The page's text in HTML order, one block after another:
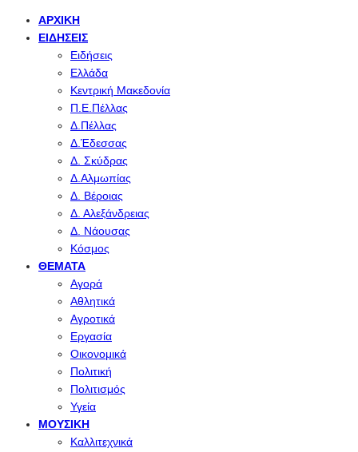
ΑΡΧΙΚΉ
ΕΙΔΉΣΕΙΣ
Ειδήσεις
Ελλάδα
Κεντρική Μακεδονία
Π.Ε.Πέλλας
Δ.Πέλλας
Δ.Έδεσσας
Δ. Σκύδρας
Δ.Αλμωπίας
Δ. Βέροιας
Δ. Αλεξάνδρειας
Δ. Νάουσας
Κόσμος
ΘΈΜΑΤΑ
Αγορά
Αθλητικά
Αγροτικά
Εργασία
Οικονομικά
Πολιτική
Πολιτισμός
Υγεία
ΜΟΥΣΙΚΉ
Καλλιτεχνικά